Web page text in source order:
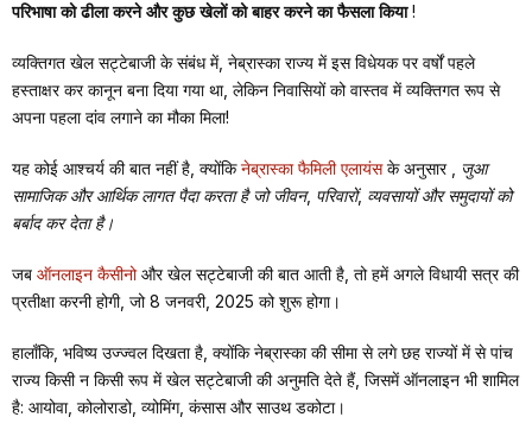
परिभाषा को ढीला करने और कुछ खेलों को बाहर करने का फैसला किया!
व्यक्तिगत खेल सट्टेबाजी के संबंध में, नेब्रास्का राज्य में इस विधेयक पर वर्षों पहले
हस्ताक्षर कर कानून बना दिया गया था, लेकिन निवासियों को वास्तव में व्यक्तिगत रूप से
अपना पहला दांव लगाने का मौका मिला!
यह कोई आश्चर्य की बात नहीं है, क्योंकिनेब्रास्का फैमिली एलायंसके अनुसार
, जुआ
सामाजिक और आर्थिक लागत पैदा करता है जो जीवन, परिवारों, व्यवसायों और समुदायों को
बर्बाद कर देता है।
जब ऑनलाइन कैसीनोऔर खेल सट्टेबाजी की बात आती है, तो हमें अगले विधायी सत्र की
प्रतीक्षा करनी होगी, जो 8 जनवरी, 2025 को शुरू होगा।
हालाँकि, भविष्य उज्ज्वल दिखता है, क्योंकि नेब्रास्का की सीमा से लगे छह राज्यों में से पांच
राज्य किसी न किसी रूप में खेल सट्टेबाजी की अनुमति देते हैं, जिसमें ऑनलाइन भी शामिल
है: आयोवा, कोलोराडो, व्योमिंग, कंसास और साउथ डकोटा।